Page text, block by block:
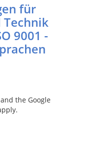
für
Technik
9001 -
the Google